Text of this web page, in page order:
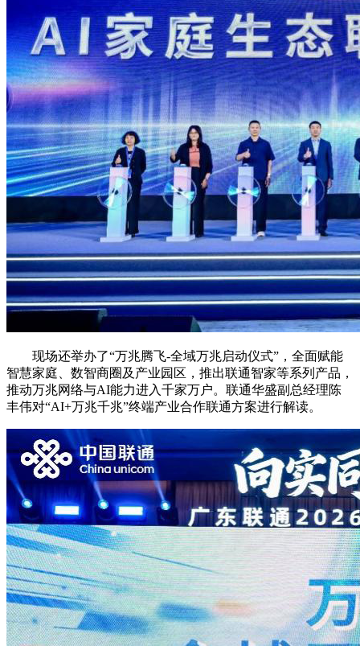
现场还举办了“万兆腾飞-全域万兆启动仪式”，全面赋能
智慧家庭、数智商圈及产业园区，推出联通智家等系列产品，
推动万兆网络与AI能力进入千家万户。联通华盛副总经理陈
丰伟对“AI+万兆千兆”终端产业合作联通方案进行解读。